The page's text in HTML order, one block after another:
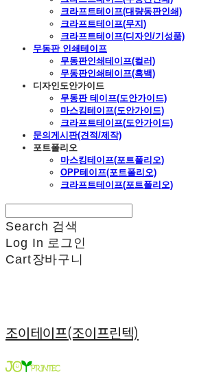
크라프트테이프(대량동판인쇄)
크라프트테이프(무지)
크라프트테이프(디자인/기성품)
무동판 인쇄테이프
무동판인쇄테이프(컬러)
무동판인쇄테이프(흑백)
디자인도안가이드
무동판 테이프(도안가이드)
마스킹테이프(도안가이드)
크라프트테이프(도안가이드)
문의게시판(견적/제작)
포트폴리오
마스킹테이프(포트폴리오)
OPP테이프(포트폴리오)
크라프트테이프(포트폴리오)
Search 검색
Log In 로그인
Cart장바구니
조이테이프(조이프린텍)